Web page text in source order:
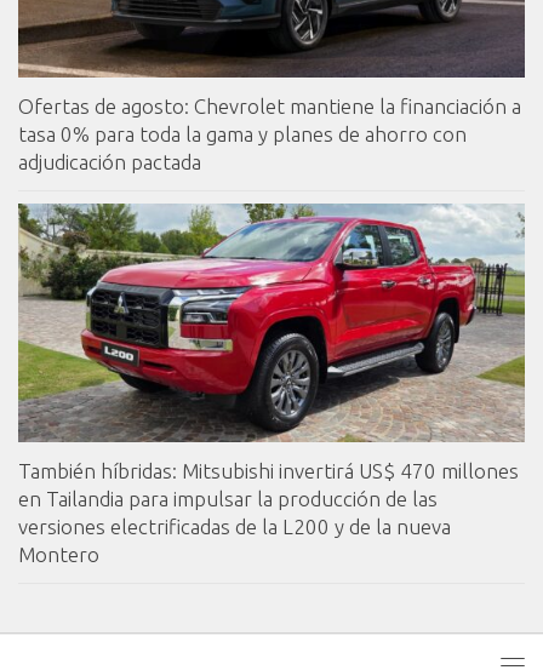
Ofertas de agosto: Chevrolet mantiene la financiación a
tasa 0% para toda la gama y planes de ahorro con
adjudicación pactada
También híbridas: Mitsubishi invertirá US$ 470 millones
en Tailandia para impulsar la producción de las
versiones electrificadas de la L200 y de la nueva
Montero